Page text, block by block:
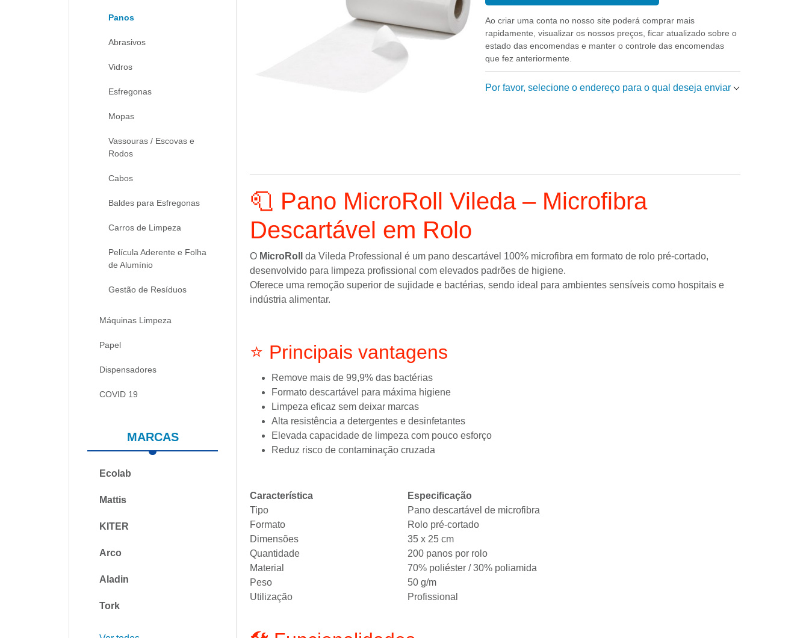
Panos
Abrasivos
Vidros
Esfregonas
Mopas
Vassouras / Escovas e
Rodos
Cabos
Baldes para Esfregonas
Carros de Limpeza
Película Aderente e Folha
de Alumínio
Gestão de Resíduos
Máquinas Limpeza
Papel
Dispensadores
COVID 19
MARCAS
Ecolab
Mattis
KITER
Arco
Aladin
Tork
Ao criar uma conta no nosso site poderá comprar mais
rapidamente, visualizar os nossos preços, ficar atualizado sobre o
estado das encomendas e manter o controle das encomendas
que fez anteriormente.
Por favor, selecione o endereço para o qual deseja enviar
🧻 Pano MicroRoll Vileda – Microfibra
Descartável em Rolo
O MicroRoll daVileda Professional é um pano descartável 100% microfibra em formato de rolo pré-cortado,
desenvolvido para limpeza profissional com elevados padrões de higiene.
Oferece uma remoção superior de sujidade e bactérias, sendo ideal para ambientes sensíveis como hospitais e
indústria alimentar.
⭐ Principais vantagens
Remove mais de 99,9% das bactérias
Formato descartável para máxima higiene
Limpeza eficaz sem deixar marcas
Alta resistência a detergentes e desinfetantes
Elevada capacidade de limpeza com pouco esforço
Reduz risco de contaminação cruzada
Característica
Especificação
Tipo
Pano descartável de microfibra
Formato
Rolo pré-cortado
Dimensões
35 x 25 cm
Quantidade
200 panos por rolo
Material
70% poliéster / 30% poliamida
Peso
50 g/m
Utilização
Profissional